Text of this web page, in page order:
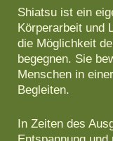
Shiatsu ist ein
Körperarbeit und
die Möglichkeit
begegnen. Sie
Menschen in
Begleiten.
In Zeiten des